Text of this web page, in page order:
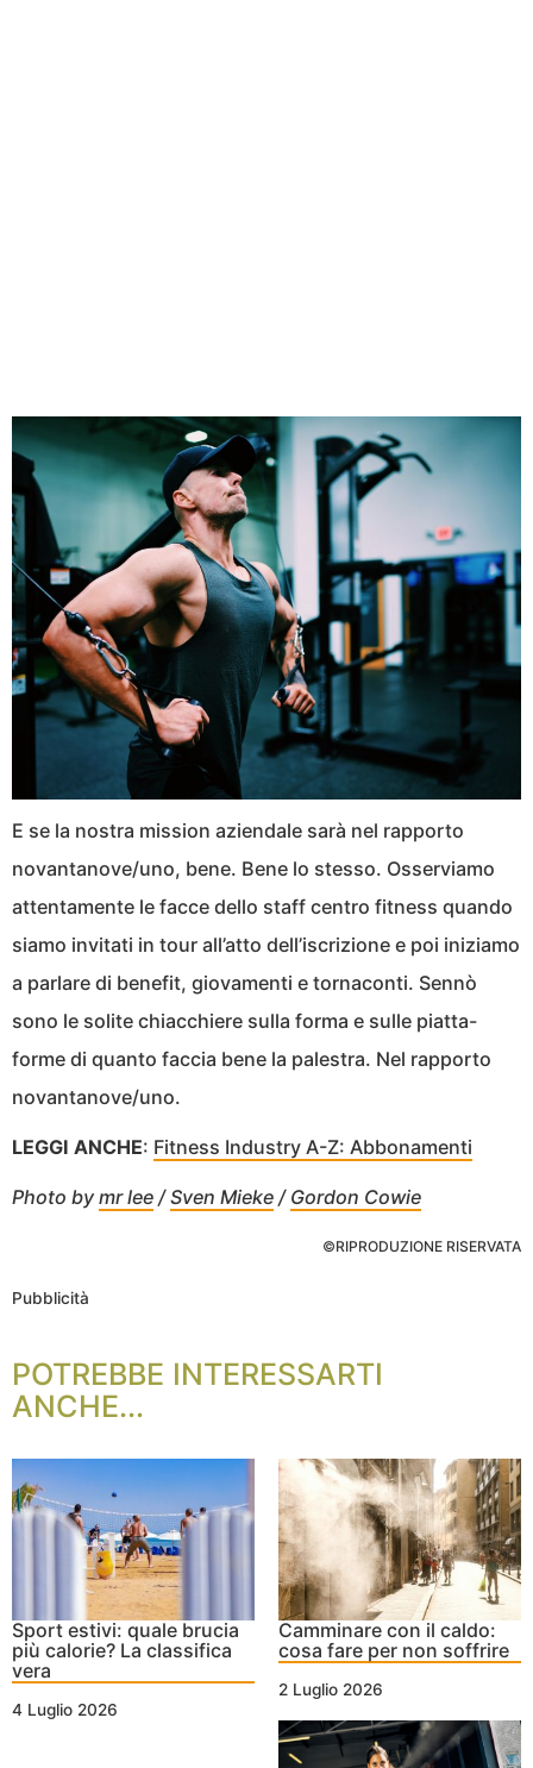
E se la nostra mission aziendale sarà nel rapporto
novantanove/uno, bene. Bene lo stesso. Osserviamo
attentamente le facce dello staff centro fitness quando
siamo invitati in tour all’atto dell’iscrizione e poi iniziamo
a parlare di benefit, giovamenti e tornaconti. Sennò
sono le solite chiacchiere sulla forma e sulle piatta-
forme di quanto faccia bene la palestra. Nel rapporto
novantanove/uno.
LEGGI ANCHE: Fitness Industry A-Z: Abbonamenti
Photo bymr lee /Sven Mieke / Gordon Cowie
©RIPRODUZIONE RISERVATA
Pubblicità
POTREBBE INTERESSARTI
ANCHE...
Sport estivi: quale brucia
più calorie? La classifica
vera
4 Luglio 2026
Camminare con il caldo:
cosa fare per non soffrire
2 Luglio 2026